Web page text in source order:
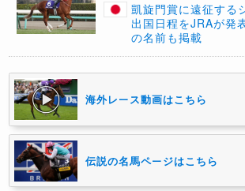
凱旋門賞に遠征する
出国日程をJRAが
の名前も掲載
海外レース動画はこちら
伝説の名馬ページはこちら